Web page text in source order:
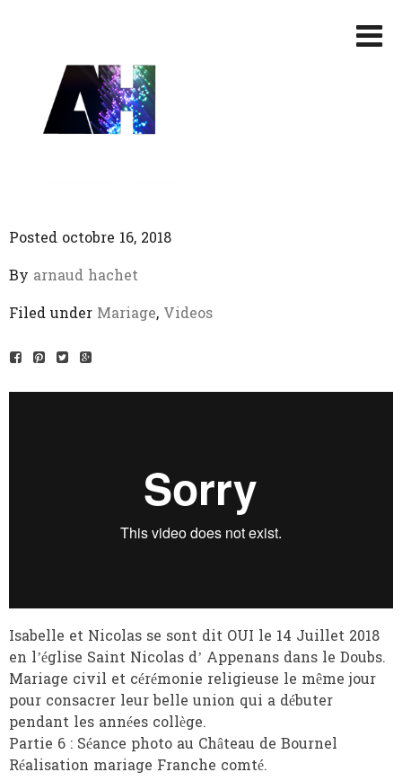
Posted octobre 16, 2018
By arnaud hachet
Filed under Mariage, Videos
Isabelle et Nicolas se sont dit OUI le 14 Juillet 2018
en l’église Saint Nicolas d’ Appenans dans le Doubs.
Mariage civil et cérémonie religieuse le même jour
pour consacrer leur belle union qui a débuter
pendant les années collège.
Partie 6 : Séance photo au Château de Bournel
Réalisation mariage Franche comté.